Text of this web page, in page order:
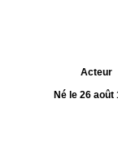
Acteur
Né le 26 août